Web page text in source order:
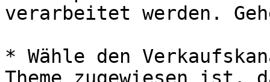
verarbeitet werden.
* Wähle den